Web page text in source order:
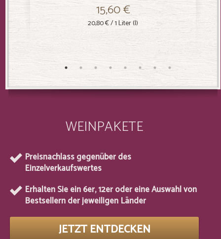
15,60 €
20,80 €/ 1 Liter (l)
WEINPAKETE
Preisnachlass gegenüber des
Einzelverkaufswertes
Erhalten Sie ein 6er, 12er oder eine Auswahl von
Bestsellern der jeweiligen Länder
JETZT ENTDECKEN